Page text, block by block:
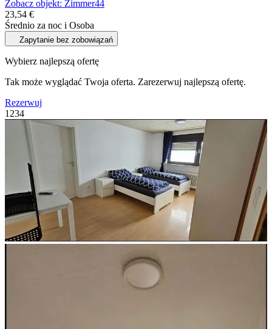
Zobacz objekt: Zimmer44
23,54 €
Średnio za noc i Osoba
Zapytanie bez zobowiązań
Wybierz najlepszą ofertę
Tak może wyglądać Twoja oferta. Zarezerwuj najlepszą ofertę.
Rezerwuj
1 234